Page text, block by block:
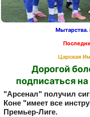
Мытарства.
Царская
Дорогой
подписаться
"Арсенал" получил
Коне "имеет все
Премьер-Лиге.